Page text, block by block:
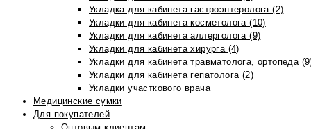
Укладка для кабинета гастроэнтеролога (2)
Укладки для кабинета косметолога (10)
Укладки для кабинета аллерголога (9)
Укладки для кабинета хирурга (4)
Укладки для кабинета травматолога, ортопеда
Укладки для кабинета гепатолога (2)
Укладки участкового врача
Медицинские сумки
Для покупателей